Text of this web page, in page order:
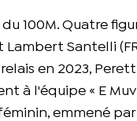
100M. Quatre
Lambert Santelli
en 2023,
à l'équipe « E
emmené